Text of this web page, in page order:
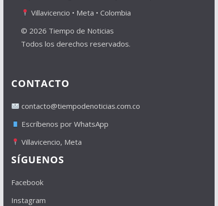
Villavicencio • Meta • Colombia
© 2026 Tiempo de Noticias
Todos los derechos reservados.
CONTACTO
contacto@tiempodenoticias.com.co
Escríbenos por WhatsApp
Villavicencio, Meta
SÍGUENOS
Facebook
Instagram